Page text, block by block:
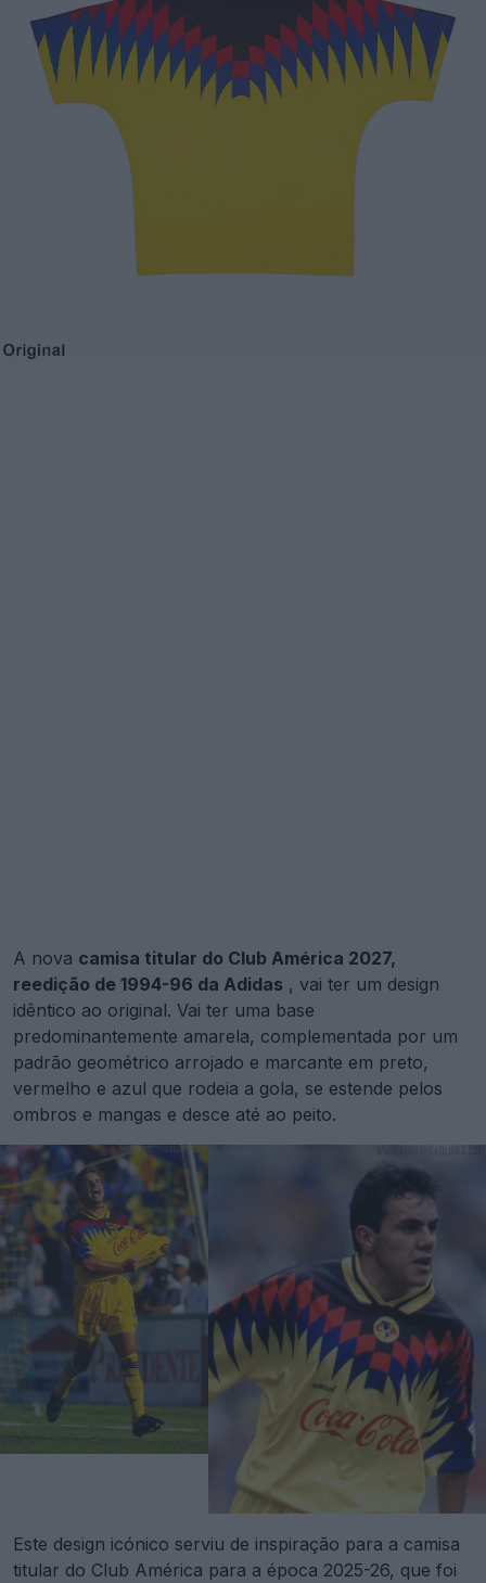
A nova camisa titular do Club América 2027,
reedição de 1994-96 da Adidas , vai ter um design
idêntico ao original. Vai ter uma base
predominantemente amarela, complementada por um
padrão geométrico arrojado e marcante em preto,
vermelho e azul que rodeia a gola, se estende pelos
ombros e mangas e desce até ao peito.
Este design icónico serviu de inspiração para a camisa
titular do Club América para a época 2025-26, que foi